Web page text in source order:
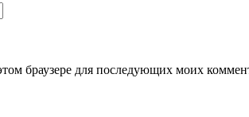
браузере для последующих моих